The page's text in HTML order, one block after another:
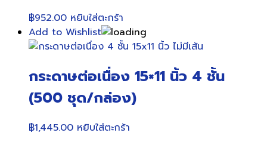
฿952.00 หยิบใส่ตะกร้า
Add to Wishlist
กระดาษต่อเนื่อง 15×11 นิ้ว 4 ชั้น
(500 ชุด/กล่อง)
฿1,445.00 หยิบใส่ตะกร้า